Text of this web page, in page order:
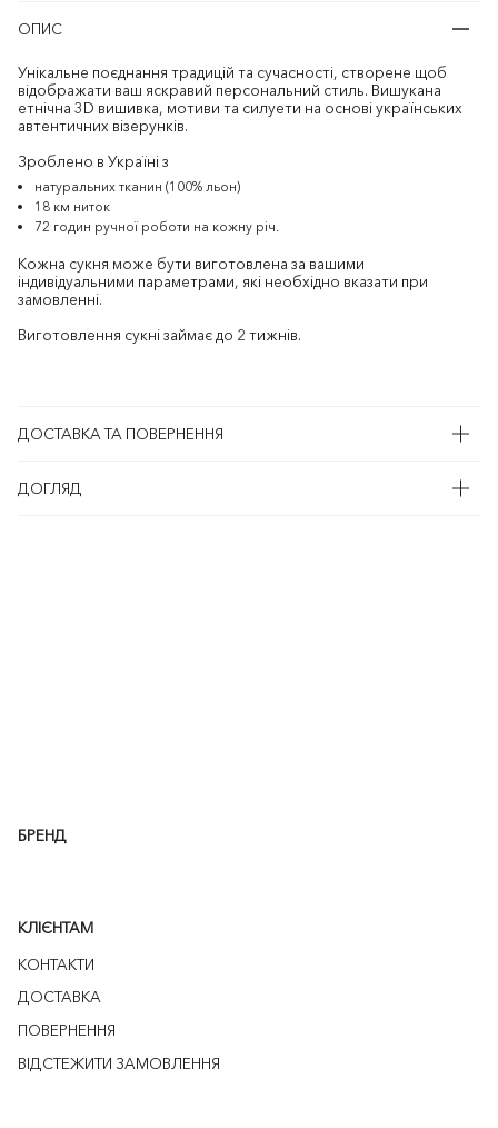
ОПИС
Унікальне поєднання традицій та сучасності, створене щоб
відображати ваш яскравий персональний стиль. Вишукана
етнічна 3D вишивка, мотиви та силуети на основі українських
автентичних візерунків.
Зроблено в Україні з
натуральних тканин (100% льон)
18 км ниток
72 годин ручної роботи на кожну річ.
Кожна сукня може бути виготовлена за вашими
індивідуальними параметрами, які необхідно вказати при
замовленні.
Виготовлення сукні займає до 2 тижнів.
ДОСТАВКА ТА ПОВЕРНЕННЯ
ДОГЛЯД
БРЕНД
КЛІЄНТАМ
КОНТАКТИ
ДОСТАВКА
ПОВЕРНЕННЯ
ВІДСТЕЖИТИ ЗАМОВЛЕННЯ